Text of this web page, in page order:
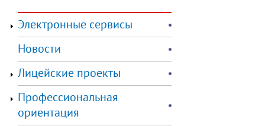
Электронные сервисы
Новости
Лицейские проекты
Профессиональная
ориентация